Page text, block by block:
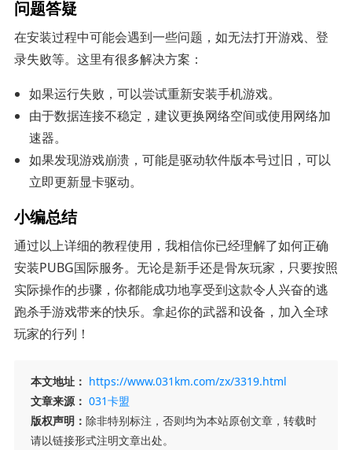
问题答疑
在安装过程中可能会遇到一些问题，如无法打开游戏、登
录失败等。这里有很多解决方案：
如果运行失败，可以尝试重新安装手机游戏。
由于数据连接不稳定，建议更换网络空间或使用网络加
速器。
如果发现游戏崩溃，可能是驱动软件版本号过旧，可以
立即更新显卡驱动。
小编总结
通过以上详细的教程使用，我相信你已经理解了如何正确
安装PUBG国际服务。无论是新手还是骨灰玩家，只要按照
实际操作的步骤，你都能成功地享受到这款令人兴奋的逃
跑杀手游戏带来的快乐。拿起你的武器和设备，加入全球
玩家的行列！
本文地址： https://www.031km.com/zx/3319.html
文章来源： 031卡盟
版权声明： 除非特别标注，否则均为本站原创文章，转载时
请以链接形式注明文章出处。